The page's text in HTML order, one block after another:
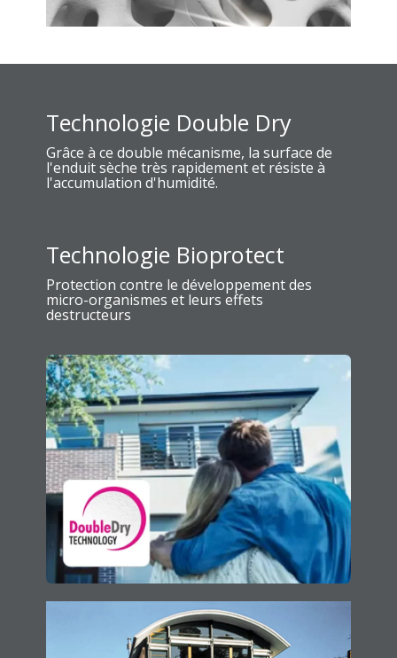
Technologie Double Dry
Grâce à ce double mécanisme, la surface de
l'enduit sèche très rapidement et résiste à
l'accumulation d'humidité.
Technologie Bioprotect
Protection contre le développement des
micro-organismes et leurs effets
destructeurs